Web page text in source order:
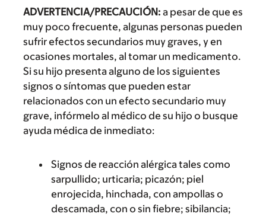
ADVERTENCIA/PRECAUCIÓN: a pesar de que es
muy poco frecuente, algunas personas pueden
sufrir efectos secundarios muy graves, y en
ocasiones mortales, al tomar un medicamento.
Si su hijo presenta alguno de los siguientes
signos o síntomas que pueden estar
relacionados con un efecto secundario muy
grave, infórmelo al médico de su hijo o busque
ayuda médica de inmediato:
Signos de reacción alérgica tales como
sarpullido; urticaria; picazón; piel
enrojecida, hinchada, con ampollas o
descamada, con o sin fiebre; sibilancia;